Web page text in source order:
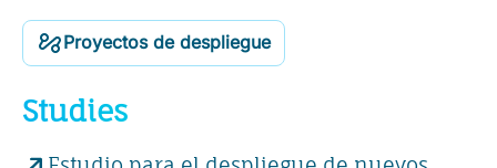
Proyectos de despliegue
Studies